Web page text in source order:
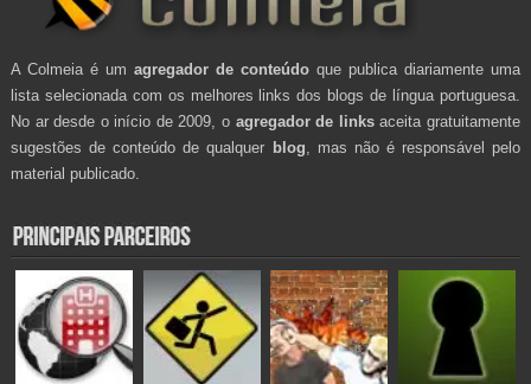
A Colmeia é um agregador de conteúdo que publica diariamente uma
lista selecionada com os melhores links dos blogs de língua portuguesa.
No ar desde o início de 2009, o agregador de linksaceita gratuitamente
sugestões de conteúdo de qualquer blog , mas não é responsável pelo
material publicado.